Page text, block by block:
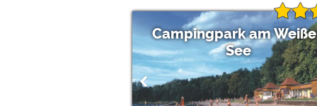
Campingpark am
See
Externe Medien
YouTube (Videos von
Campingplatzvorschau
Campingplätzen)
Google Maps